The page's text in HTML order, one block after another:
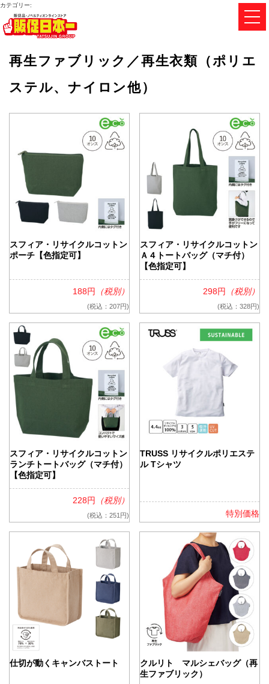
カテゴリー:
再生ファブリック／再生衣類（ポリエ
ステル、ナイロン他）
スフィア・リサイクルコットン
ポーチ【色指定可】
188円 （税別）
(税込：207円)
スフィア・リサイクルコットン
Ａ４トートバッグ（マチ付）
【色指定可】
298円 （税別）
(税込：328円)
スフィア・リサイクルコットン
ランチトートバッグ（マチ付）
【色指定可】
228円 （税別）
(税込：251円)
TRUSS リサイクルポリエステ
ル Tシャツ
特別価格
仕切が動くキャンバストート
クルリト マルシェバッグ（再
生ファブリック）